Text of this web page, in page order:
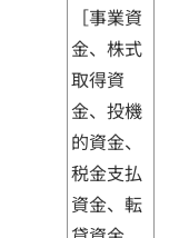
［事業資
金、株式
取得資
金、投機
的資金、
税金支払
資金、転